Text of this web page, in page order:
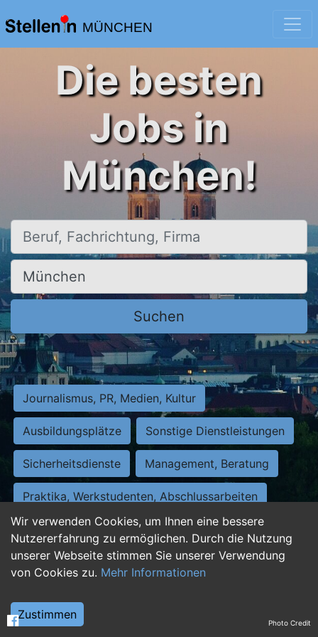
MÜNCHEN
Wir verwenden Cookies, um Ihnen eine bessere
Nutzererfahrung zu ermöglichen. Durch die Nutzung
unserer Webseite stimmen Sie unserer Verwendung
von Cookies zu. Mehr Informationen
Zustimmen
Die besten
Jobs in
München!
Beruf, Fachrichtung, Firma
Ort, Stadt
Suchen
Journalismus, PR, Medien, Kultur
Ausbildungsplätze Sonstige Dienstleistungen
Sicherheitsdienste Management, Beratung
Praktika, Werkstudenten, Abschlussarbeiten
Personalwesen Assistenz, Sekretariat
Hilfskräfte, Aushilfs- und Nebenjobs
Weiterbildung, Studium, duale Ausbildung Photo Credit